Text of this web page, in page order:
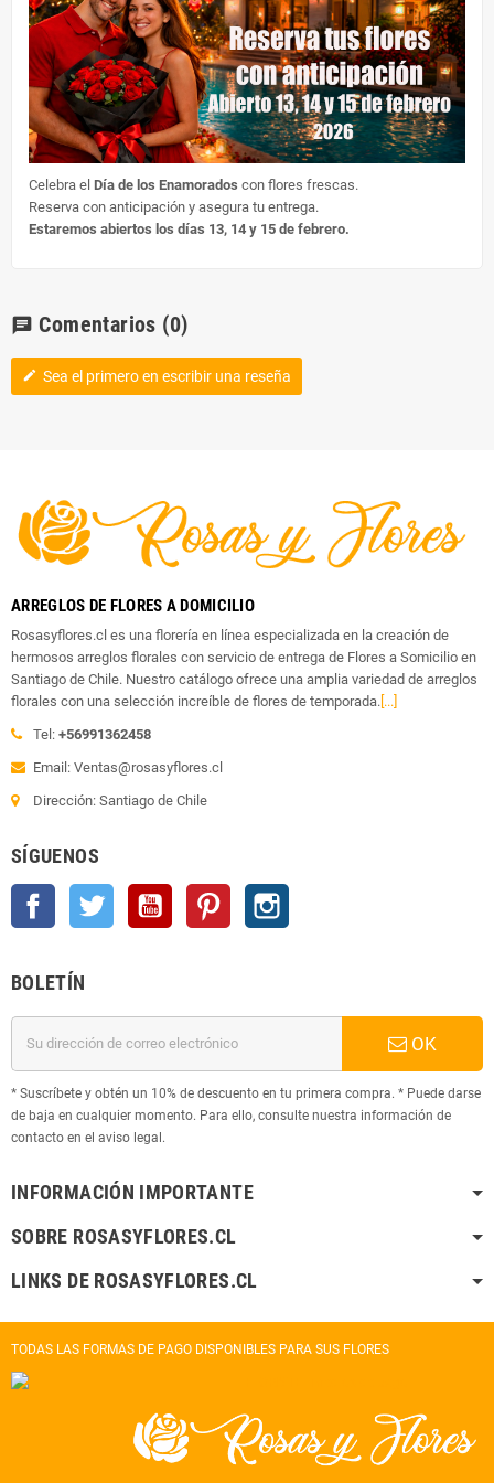
Celebra el Día de los Enamorados con flores frescas.
Reserva con anticipación y asegura tu entrega.
Estaremos abiertos los días 13, 14 y 15 de febrero.
chat Comentarios (0)
edit Sea el primero en escribir una reseña
ARREGLOS DE FLORES A DOMICILIO
Rosasyflores.cl es una florería en línea especializada en la creación de
hermosos arreglos florales con servicio de entrega de Flores a Somicilio en
Santiago de Chile. Nuestro catálogo ofrece una amplia variedad de arreglos
florales con una selección increíble de flores de temporada. [...]
Tel: +56991362458
Email: Ventas@rosasyflores.cl
Dirección: Santiago de Chile
SÍGUENOS
Facebook Twitter YouTube Pinterest
BOLETÍN
OK
* Suscríbete y obtén un 10% de descuento en tu primera compra. * Puede darse
de baja en cualquier momento. Para ello, consulte nuestra información de
contacto en el aviso legal.
INFORMACIÓN IMPORTANTE
SOBRE ROSASYFLORES.CL
LINKS DE ROSASYFLORES.CL
TODAS LAS FORMAS DE PAGO DISPONIBLES PARA SUS FLORES